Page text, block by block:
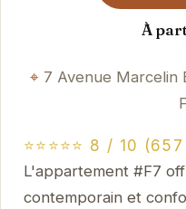
À
7 Avenue Marcelin
⭐⭐⭐⭐⭐ 8 / 10
L'appartement #F7
contemporain et